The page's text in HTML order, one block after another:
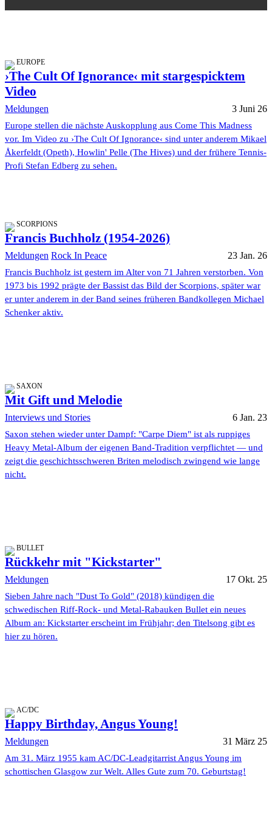
EUROPE
›The Cult Of Ignorance‹ mit stargespicktem
Video
Meldungen 3 Juni 26
Europe stellen die nächste Auskopplung aus Come This Madness
vor. Im Video zu ›The Cult Of Ignorance‹ sind unter anderem Mikael
Åkerfeldt (Opeth), Howlin' Pelle (The Hives) und der frühere Tennis-
Profi Stefan Edberg zu sehen.
SCORPIONS
Francis Buchholz (1954-2026)
Meldungen Rock In Peace 23 Jan. 26
Francis Buchholz ist gestern im Alter von 71 Jahren verstorben. Von
1973 bis 1992 prägte der Bassist das Bild der Scorpions, später war
er unter anderem in der Band seines früheren Bandkollegen Michael
Schenker aktiv.
SAXON
Mit Gift und Melodie
Interviews und Stories 6 Jan. 23
Saxon stehen wieder unter Dampf: "Carpe Diem" ist als ruppiges
Heavy Metal-Album der eigenen Band-Tradition verpflichtet — und
zeigt die geschichtsschweren Briten melodisch zwingend wie lange
nicht.
BULLET
Rückkehr mit "Kickstarter"
Meldungen 17 Okt. 25
Sieben Jahre nach "Dust To Gold" (2018) kündigen die
schwedischen Riff-Rock- und Metal-Rabauken Bullet ein neues
Album an: Kickstarter erscheint im Frühjahr; den Titelsong gibt es
hier zu hören.
AC/DC
Happy Birthday, Angus Young!
Meldungen 31 März 25
Am 31. März 1955 kam AC/DC-Leadgitarrist Angus Young im
schottischen Glasgow zur Welt. Alles Gute zum 70. Geburtstag!